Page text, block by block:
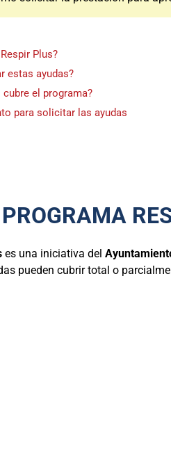
Plus?
estas ayudas?
cubre el programa?
para solicitar las ayudas
es una iniciativa del
pueden cubrir total o